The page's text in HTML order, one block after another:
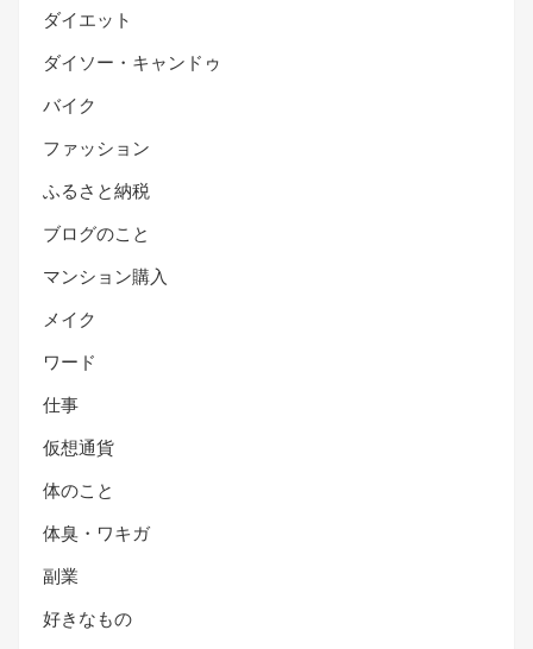
ダイエット
ダイソー・キャンドゥ
バイク
ファッション
ふるさと納税
ブログのこと
マンション購入
メイク
ワード
仕事
仮想通貨
体のこと
体臭・ワキガ
副業
好きなもの